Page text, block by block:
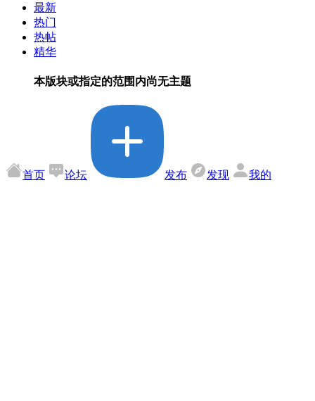
最新
热门
热帖
精华
本版块或指定的范围内尚无主题
首页 论坛 发布 发现 我的